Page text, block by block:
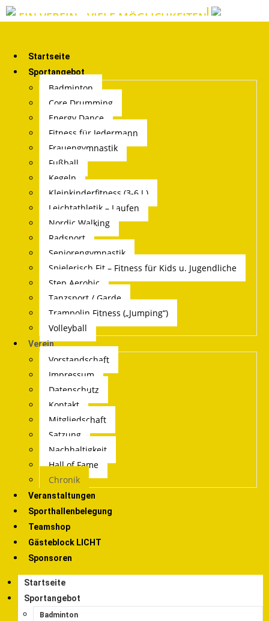
EIN VEREIN - VIELE MÖGLICHKEITEN
Startseite
Sportangebot
Badminton
Core Drumming
Energy Dance
Fitness für Jedermann
Frauengymnastik
Fußball
Kegeln
Kleinkinderfitness (3-6 J.)
Leichtathletik – Laufen
Nordic Walking
Radsport
Seniorengymnastik
Spielerisch Fit – Fitness für Kids u. Jugendliche
Step Aerobic
Tanzsport / Garde
Trampolin Fitness („Jumping“)
Volleyball
Verein
Vorstandschaft
Impressum
Datenschutz
Kontakt
Mitgliedschaft
Satzung
Nachhaltigkeit
Hall of Fame
Chronik
Veranstaltungen
Sporthallenbelegung
Teamshop
Gästeblock LICHT
Sponsoren
Startseite
Sportangebot
Badminton